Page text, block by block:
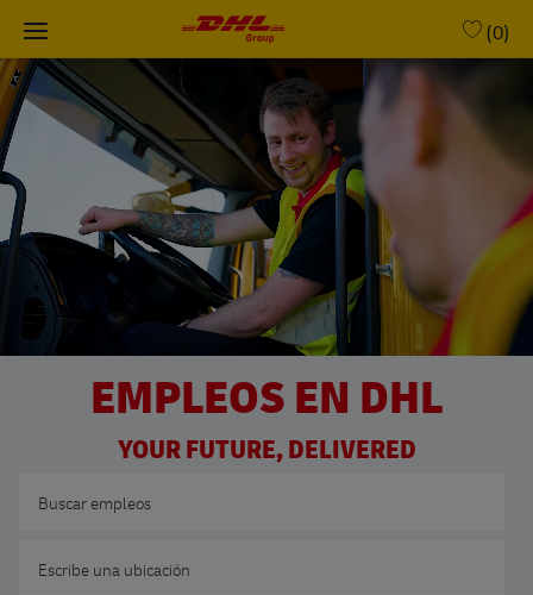
Skip to main content
(0)
-
EMPLEOS EN DHL
YOUR FUTURE, DELIVERED